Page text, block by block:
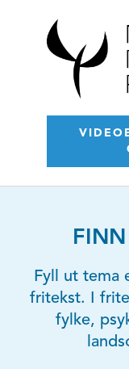
Fyll ut tema
fritekst. I
fylke,